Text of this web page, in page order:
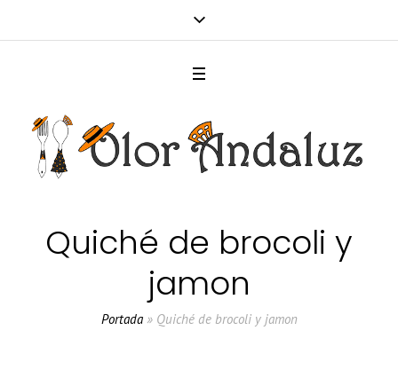
Quiché de brocoli y
jamon
Portada» Quiché de brocoli y jamon